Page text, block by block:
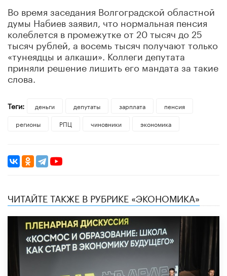
Во время заседания Волгоградской областной
думы Набиев заявил, что нормальная пенсия
колеблется в промежутке от 20 тысяч до 25
тысяч рублей, а восемь тысяч получают только
«тунеядцы и алкаши». Коллеги депутата
приняли решение лишить его мандата за такие
слова.
Теги: деньги депутаты зарплата
пенсия
регионы
РПЦ чиновники экономика
ЧИТАЙТЕ ТАКЖЕ В РУБРИКЕ «ЭКОНОМИКА»